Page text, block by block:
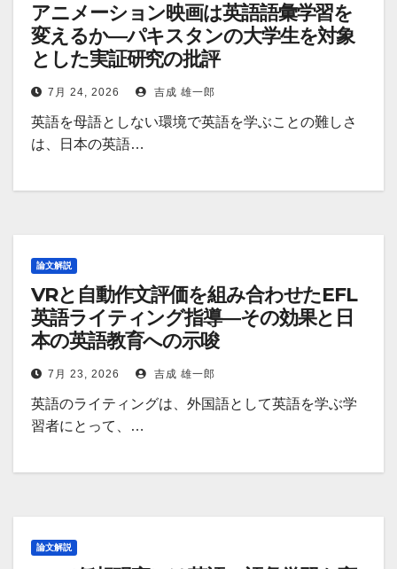
アニメーション映画は英語語彙学習を
変えるか―パキスタンの大学生を対象
とした実証研究の批評
7月 24, 2026 吉成 雄一郎
英語を母語としない環境で英語を学ぶことの難しさ
は、日本の英語…
論文解説
VRと自動作文評価を組み合わせたEFL
英語ライティング指導―その効果と日
本の英語教育への示唆
7月 23, 2026 吉成 雄一郎
英語のライティングは、外国語として英語を学ぶ学
習者にとって、…
論文解説